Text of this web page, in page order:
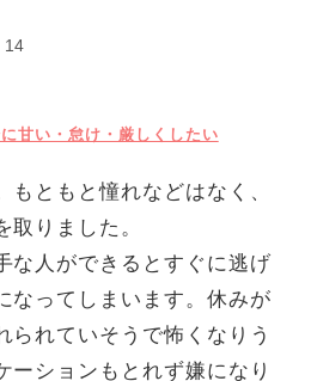
14
甘い・怠け・厳しくしたい
もともと憧れなどはなく、
取りました。
な人ができるとすぐに逃げ
なってしまいます。休みが
られていそうで怖くなりう
ーションもとれず嫌になり